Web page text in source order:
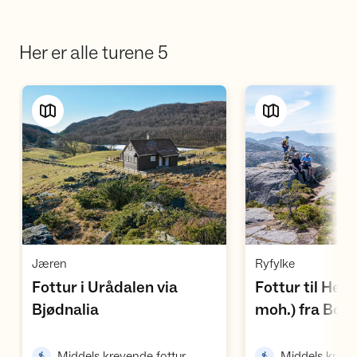
Her er alle turene 5
Vis turforslag
Jæren
Fottur i Urådalen via
Bjødnalia,
Ryfylke,
Fottur til
moh.) fra